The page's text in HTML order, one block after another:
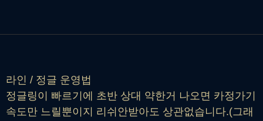
라인 / 정글 운영법
정글링이 빠르기에 초반 상대 약한거 나오면 카정가기
속도만 느릴뿐이지 리쉬안받아도 상관없습니다.(그래